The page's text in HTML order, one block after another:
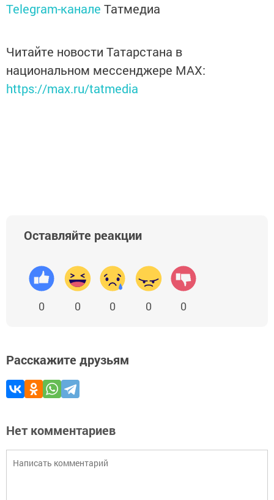
Telegram-канале Татмедиа
Читайте новости Татарстана в
национальном мессенджере MАХ:
https://max.ru/tatmedia
Оставляйте реакции
0 0 0 0 0
Расскажите друзьям
Нет комментариев